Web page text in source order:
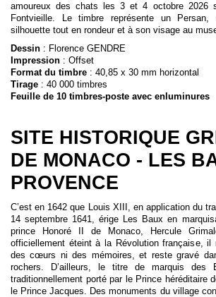
amoureux des chats les 3 et 4 octobre 2026
Fontvieille. Le timbre représente un Persan,
silhouette tout en rondeur et à son visage au
Dessin : Florence GENDRE
Impression : Offset
Format du timbre : 40,85 x 30 mm horizontal
Tirage : 40 000 timbres
Feuille de 10 timbres-poste avec enluminures
SITE HISTORIQUE
DE MONACO - LES
PROVENCE
C’est en 1642 que Louis XIII, en application du
14 septembre 1641, érige Les Baux en
prince Honoré II de Monaco, Hercule
officiellement éteint à la Révolution française, il
des cœurs ni des mémoires, et reste gravé
rochers. D’ailleurs, le titre de marquis des
traditionnellement porté par le Prince héréditaire
le Prince Jacques. Des monuments du village